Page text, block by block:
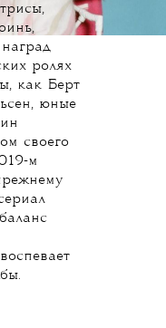
ролях
как Берт
юные
своего
м